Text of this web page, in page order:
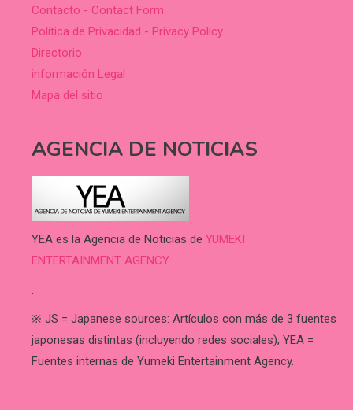
Contacto - Contact Form
Política de Privacidad - Privacy Policy
Directorio
información Legal
Mapa del sitio
AGENCIA DE NOTICIAS
YEA es la Agencia de Noticias de YUMEKI
ENTERTAINMENT AGENCY.
.
※ JS = Japanese sources: Artículos con más de 3 fuentes
japonesas distintas (incluyendo redes sociales); YEA =
Fuentes internas de Yumeki Entertainment Agency.